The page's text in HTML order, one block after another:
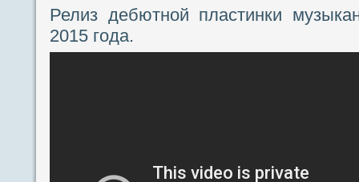
Релиз дебютной пластинки
2015 года.